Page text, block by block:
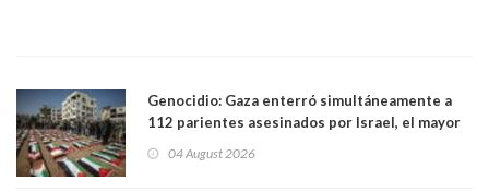
Genocidio: Gaza enterró simultáneamente a
112 parientes asesinados por Israel, el mayor
muertos figuran 44 niños y nueve ancianos
04 August 2026